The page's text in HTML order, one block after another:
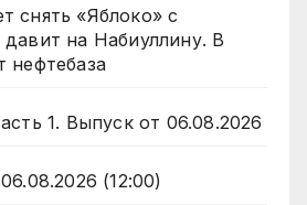
снять «Яблоко» с
на Набиуллину. В
нефтебаза
1. Выпуск от 06.08.2026
(12:00)